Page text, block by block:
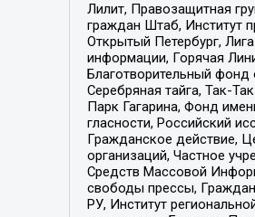
Лилит, Правозащитная
граждан Штаб, Институт
Открытый Петербург,
информации, Горячая
Благотворительный
Серебряная тайга, Так-
Парк Гагарина, Фонд
гласности, Российский
Гражданское действие,
организаций, Частное
Средств Массовой
свободы прессы,
РУ, Институт